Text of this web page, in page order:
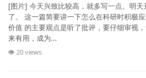
[图片] 今天兴致比较高，就多写一点。明
了。 这一篇简要讲一下怎么在科研时积极
价值 的主要观点是听了批评，要仔细审视
来有用，成为...
👁 20 views